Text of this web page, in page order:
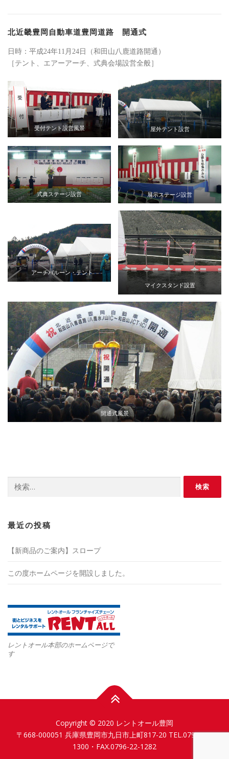
北近畿豊岡自動車道豊岡道路 開通式
日時：平成24年11月24日（和田山八鹿道路開通）
［テント、エアーアーチ、式典会場設営全般］
受付テント設営風景 屋外テント設営
式典ステージ設営 展示ステージ設営
アーチバルーン・テント
マイクスタンド設置
開通式風景
索:
最近の投稿
【新商品のご案内】スロープ
この度ホームページを開設しました。
レントオール本部のホームページで
す
Copyright © 2020 レントオール豊岡
〒668-000051 兵庫県豊岡市九日市上町817-20 TEL.0796-24-
1300・FAX.0796-22-1282